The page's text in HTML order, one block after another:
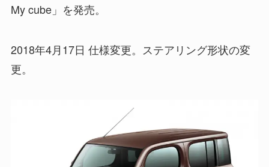
My cube」を発売。
2018年4月17日 仕様変更。ステアリング形状の変
更。